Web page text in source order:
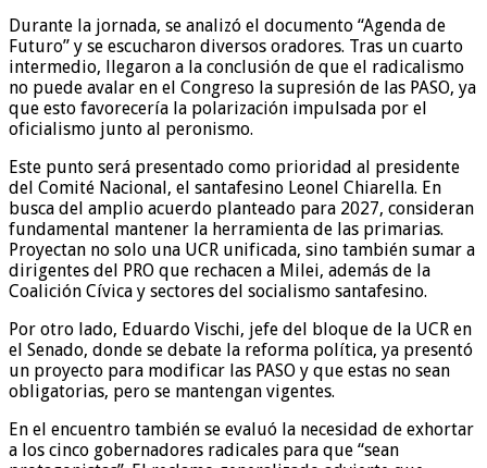
Durante la jornada, se analizó el documento “Agenda de
Futuro” y se escucharon diversos oradores. Tras un cuarto
intermedio, llegaron a la conclusión de que el radicalismo
no puede avalar en el Congreso la supresión de las PASO, ya
que esto favorecería la polarización impulsada por el
oficialismo junto al peronismo.
Este punto será presentado como prioridad al presidente
del Comité Nacional, el santafesino Leonel Chiarella. En
busca del amplio acuerdo planteado para 2027, consideran
fundamental mantener la herramienta de las primarias.
Proyectan no solo una UCR unificada, sino también sumar a
dirigentes del PRO que rechacen a Milei, además de la
Coalición Cívica y sectores del socialismo santafesino.
Por otro lado, Eduardo Vischi, jefe del bloque de la UCR en
el Senado, donde se debate la reforma política, ya presentó
un proyecto para modificar las PASO y que estas no sean
obligatorias, pero se mantengan vigentes.
En el encuentro también se evaluó la necesidad de exhortar
a los cinco gobernadores radicales para que “sean